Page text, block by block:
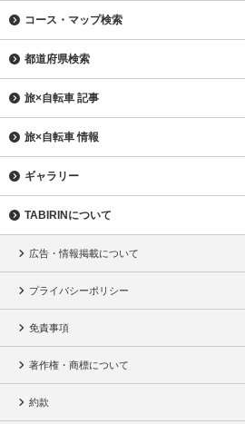
コース・マップ検索
都道府県検索
旅×自転車 記事
旅×自転車 情報
ギャラリー
TABIRINについて
広告・情報掲載について
プライバシーポリシー
免責事項
著作権・商標について
約款